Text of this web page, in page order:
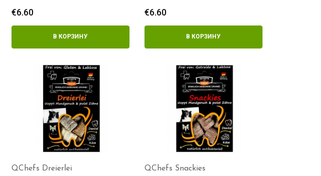
€6.60
В КОРЗИНУ
€6.60
В КОРЗИНУ
QChefs Dreierlei QChefs Snackies